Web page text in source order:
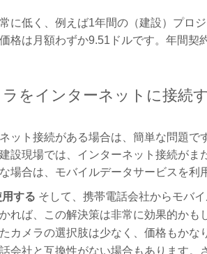
に低く、例えば1年間の（建設）プロ
格は月額わずか9.51ドルです。年間契
をインターネットに接続
ット接続がある場合は、簡単な問題
設現場では、インターネット接続が
場合は、モバイルデータサービスを利
する そして、携帯電話会社からモバ
れば、この解決策は非常に効果的か
カメラの選択肢は少なく、価格もか
会社と互換性がない場合もあります